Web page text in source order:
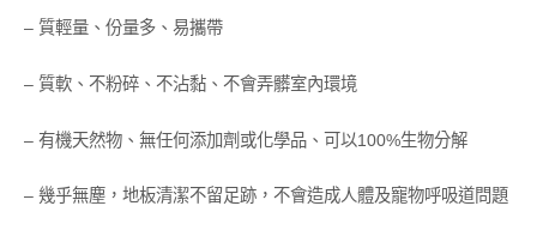
– 質輕量、份量多、易攜帶
– 質軟、不粉碎、不沾黏、不會弄髒室內環境
– 有機天然物、無任何添加劑或化學品、可以100%生物分解
– 幾乎無塵，地板清潔不留足跡，不會造成人體及寵物呼吸道問題